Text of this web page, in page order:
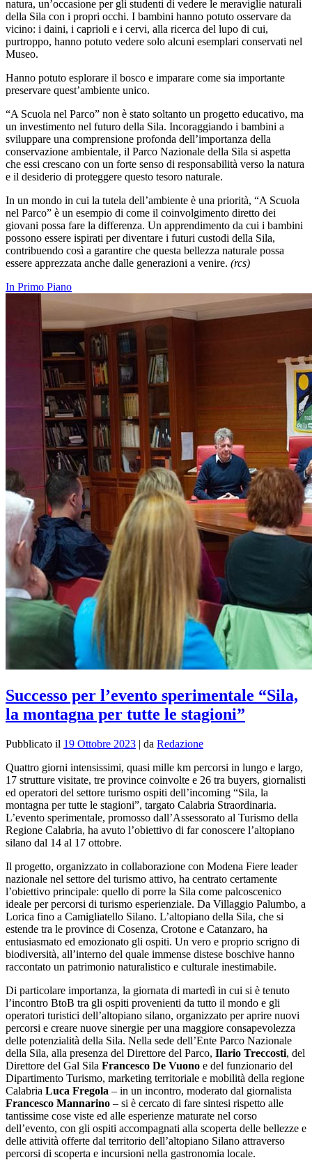
natura, un’occasione per gli studenti di vedere le meraviglie naturali
della Sila con i propri occhi. I bambini hanno potuto osservare da
vicino: i daini, i caprioli e i cervi, alla ricerca del lupo di cui,
purtroppo, hanno potuto vedere solo alcuni esemplari conservati nel
Museo.
Hanno potuto esplorare il bosco e imparare come sia importante
preservare quest’ambiente unico.
“A Scuola nel Parco” non è stato soltanto un progetto educativo, ma
un investimento nel futuro della Sila. Incoraggiando i bambini a
sviluppare una comprensione profonda dell’importanza della
conservazione ambientale, il Parco Nazionale della Sila si aspetta
che essi crescano con un forte senso di responsabilità verso la natura
e il desiderio di proteggere questo tesoro naturale.
In un mondo in cui la tutela dell’ambiente è una priorità, “A Scuola
nel Parco” è un esempio di come il coinvolgimento diretto dei
giovani possa fare la differenza. Un apprendimento da cui i bambini
possono essere ispirati per diventare i futuri custodi della Sila,
contribuendo così a garantire che questa bellezza naturale possa
essere apprezzata anche dalle generazioni a venire. (rcs)
In Primo Piano
Successo per l’evento sperimentale “Sila,
la montagna per tutte le stagioni”
Pubblicato il 19 Ottobre 2023 | da Redazione
Quattro giorni intensissimi, quasi mille km percorsi in lungo e largo,
17 strutture visitate, tre province coinvolte e 26 tra buyers, giornalisti
ed operatori del settore turismo ospiti dell’incoming “Sila, la
montagna per tutte le stagioni”, targato Calabria Straordinaria.
L’evento sperimentale, promosso dall’Assessorato al Turismo della
Regione Calabria, ha avuto l’obiettivo di far conoscere l’altopiano
silano dal 14 al 17 ottobre.
Il progetto, organizzato in collaborazione con Modena Fiere leader
nazionale nel settore del turismo attivo, ha centrato certamente
l’obiettivo principale: quello di porre la Sila come palcoscenico
ideale per percorsi di turismo esperienziale. Da Villaggio Palumbo, a
Lorica fino a Camigliatello Silano. L’altopiano della Sila, che si
estende tra le province di Cosenza, Crotone e Catanzaro, ha
entusiasmato ed emozionato gli ospiti. Un vero e proprio scrigno di
biodiversità, all’interno del quale immense distese boschive hanno
raccontato un patrimonio naturalistico e culturale inestimabile.
Di particolare importanza, la giornata di martedì in cui si è tenuto
l’incontro BtoB tra gli ospiti provenienti da tutto il mondo e gli
operatori turistici dell’altopiano silano, organizzato per aprire nuovi
percorsi e creare nuove sinergie per una maggiore consapevolezza
delle potenzialità della Sila. Nella sede dell’Ente Parco Nazionale
della Sila, alla presenza del Direttore del Parco, Ilario Treccosti, del
Direttore del Gal Sila Francesco De Vuono e del funzionario del
Dipartimento Turismo, marketing territoriale e mobilità della regione
Calabria Luca Fregola – in un incontro, moderato dal giornalista
Francesco Mannarino – si è cercato di fare sintesi rispetto alle
tantissime cose viste ed alle esperienze maturate nel corso
dell’evento, con gli ospiti accompagnati alla scoperta delle bellezze e
delle attività offerte dal territorio dell’altopiano Silano attraverso
percorsi di scoperta e incursioni nella gastronomia locale.